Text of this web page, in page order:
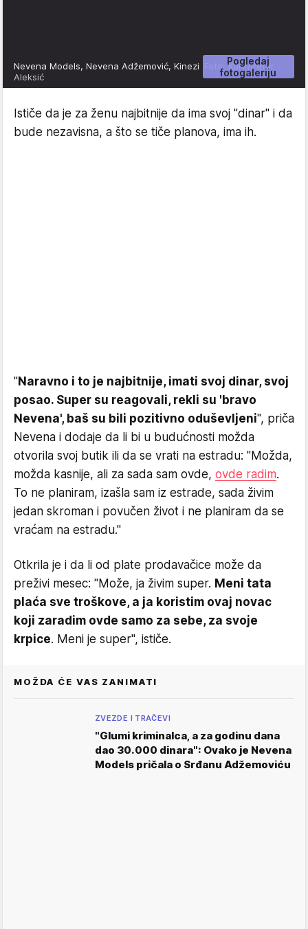
Pogledaj
fotogaleriju
Nevena Models, Nevena Adžemović, Kinezi
Foto: Kurir/Petar
Aleksić
Ističe da je za ženu najbitnije da ima svoj "dinar" i da
bude nezavisna, a što se tiče planova, ima ih.
"Naravno i to je najbitnije, imati svoj dinar, svoj
posao. Super su reagovali, rekli su 'bravo
Nevena', baš su bili pozitivno oduševljeni", priča
Nevena i dodaje da li bi u budućnosti možda
otvorila svoj butik ili da se vrati na estradu: "Možda,
možda kasnije, ali za sada sam ovde, ovde radim.
To ne planiram, izašla sam iz estrade, sada živim
jedan skroman i povučen život i ne planiram da se
vraćam na estradu."
Otkrila je i da li od plate prodavačice može da
preživi mesec: "Može, ja živim super. Meni tata
plaća sve troškove, a ja koristim ovaj novac
koji zaradim ovde samo za sebe, za svoje
krpice. Meni je super", ističe.
MOŽDA ĆE VAS ZANIMATI
ZVEZDE I TRAČEVI
"Glumi kriminalca, a za godinu dana
dao 30.000 dinara": Ovako je Nevena
Models pričala o Srđanu Adžemoviću